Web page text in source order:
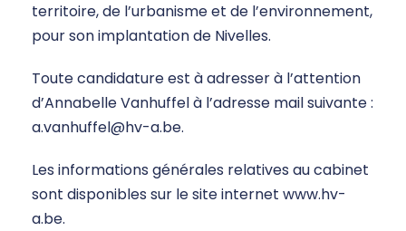
territoire, de l’urbanisme et de l’environnement,
pour son implantation de Nivelles.
Toute candidature est à adresser à l’attention
d’Annabelle Vanhuffel à l’adresse mail suivante :
a.vanhuffel@hv-a.be.
Les informations générales relatives au cabinet
sont disponibles sur le site internet www.hv-
a.be.